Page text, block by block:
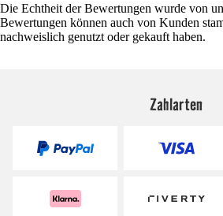
Die Echtheit der Bewertungen wurde von
Bewertungen können auch von Kunden
nachweislich genutzt oder gekauft haben.
Zahlarten